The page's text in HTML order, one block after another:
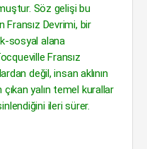
Söz gelişi bu
Fransız Devrimi, bir
sosyal alana
Fransız
değil, insan aklının
çıkan yalın temel kurallar
ileri sürer.